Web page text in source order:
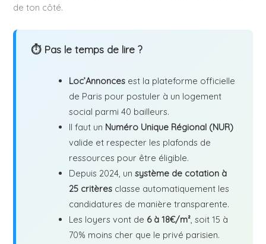
de ton côté.
⏱ Pas le temps de lire ?
Loc’Annonces est la plateforme officielle
de Paris pour postuler à un logement
social parmi 40 bailleurs.
Il faut un Numéro Unique Régional (NUR)
valide et respecter les plafonds de
ressources pour être éligible.
Depuis 2024, unsystème de cotation à
25 critères classe automatiquement les
candidatures de manière transparente.
Les loyers vont de 6 à 18€/m², soit 15 à
70% moins cher que le privé parisien.